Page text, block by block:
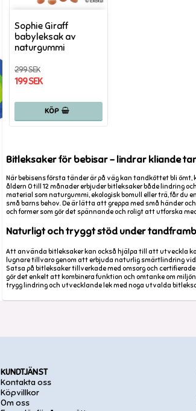
Sophie Giraff
babyleksak av
naturgummi
299 SEK
199 SEK
KÖP
Bitleksaker för bebisar – lindrar kliande
När bebisens första tänder är på väg kan tandköttet bli ömt,
åldern 0 till 12 månader erbjuder bitleksaker både lindring
material som naturgummi, ekologisk bomull eller trä, får du
små barns behov. De är lätta att greppa med små händer
och former som gör det spännande och roligt att utforska
Naturligt och tryggt stöd under
Att använda bitleksaker kan också hjälpa till att utveckla
lugnare tillvaro genom att erbjuda naturlig smärtlindring
Satsa på bitleksaker tillverkade med omsorg och
gör det enkelt att kombinera funktion och omtanke om
trygg lindring och utvecklande lek med noga utvalda
KUNDTJÄNST
Kontakta oss
Köpvillkor
Om oss